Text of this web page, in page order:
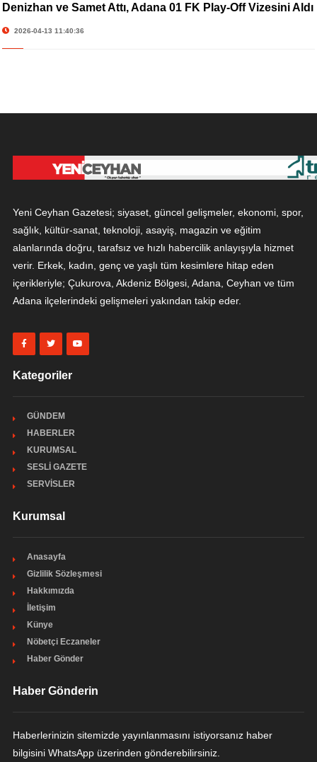
Denizhan ve Samet Attı, Adana 01 FK Play-Off Vizesini Aldı
2026-04-13 11:40:36
Yeni Ceyhan Gazetesi; siyaset, güncel gelişmeler, ekonomi, spor,
sağlık, kültür-sanat, teknoloji, asayiş, magazin ve eğitim
alanlarında doğru, tarafsız ve hızlı habercilik anlayışıyla hizmet
verir. Erkek, kadın, genç ve yaşlı tüm kesimlere hitap eden
içerikleriyle; Çukurova, Akdeniz Bölgesi, Adana, Ceyhan ve tüm
Adana ilçelerindeki gelişmeleri yakından takip eder.
Kategoriler
GÜNDEM
HABERLER
KURUMSAL
SESLİ GAZETE
SERVİSLER
Kurumsal
Anasayfa
Gizlilik Sözleşmesi
Hakkımızda
İletişim
Künye
Nöbetçi Eczaneler
Haber Gönder
Haber Gönderin
Haberlerinizin sitemizde yayınlanmasını istiyorsanız haber
bilgisini WhatsApp üzerinden gönderebilirsiniz.